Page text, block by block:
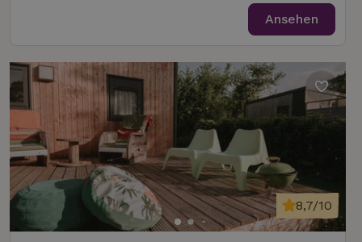
Ansehen
8,7/10